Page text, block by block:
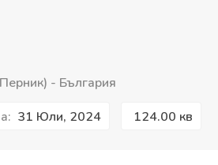
- България
31 Юли, 2024 124.00 кв